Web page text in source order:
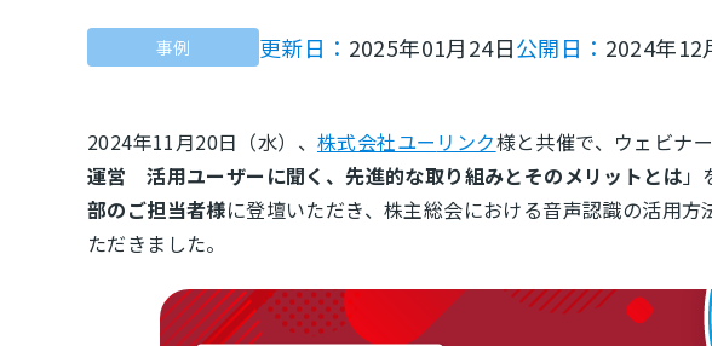
事例 更新日： 2025年01月24日公開日： 2024年12
2024年11月20日（水）、 株式会社ユー リンク様と共催で、ウェビナ
運営 活用ユーザーに聞く、先進的な取り組みとそのメリットとは」
部のご担当者様に登壇いただき、株主総会における音声認識の活用
ただきました。